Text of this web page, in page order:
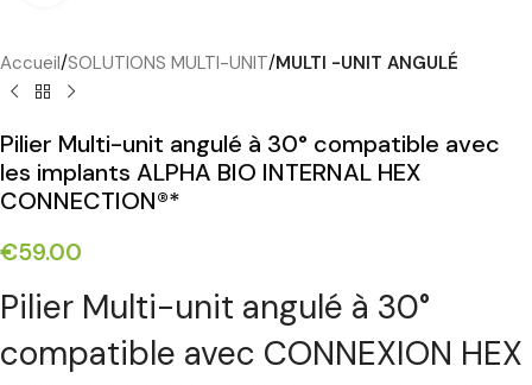
Accueil SOLUTIONS MULTI-UNIT MULTI -UNIT ANGULÉ
Pilier Multi-unit angulé à 30° compatible avec
les implants ALPHA BIO INTERNAL HEX
CONNECTION®*
€59.00
Pilier Multi-unit angulé à 30°
compatible avec CONNEXION HEX